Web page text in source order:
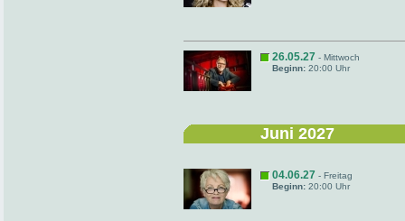
26.05.27 - Mittwoch
Beginn: 20:00 Uhr
Juni 2027
04.06.27 - Freitag
Beginn: 20:00 Uhr